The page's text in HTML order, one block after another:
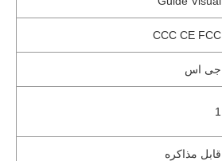
CCC CE FCC
جی اس
1
قابل مذاکره